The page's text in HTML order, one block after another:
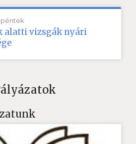
péntek
alatti vizsgák nyári